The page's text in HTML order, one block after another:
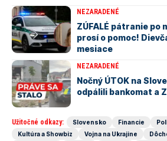
NEZARADENÉ
ZÚFALÉ pátranie po
prosí o pomoc!
mesiace
NEZARADENÉ
Nočný ÚTOK na
odpálili bankomat a
Užitočné odkazy: Slovensko Financie
Kultúra a Showbiz
Vojna na Ukrajine